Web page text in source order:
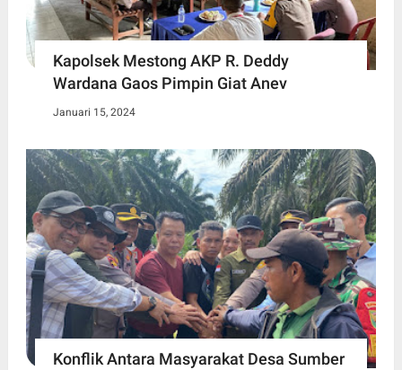
Kapolsek Mestong AKP R. Deddy
Wardana Gaos Pimpin Giat Anev
Januari 15, 2024
Konflik Antara Masyarakat Desa Sumber